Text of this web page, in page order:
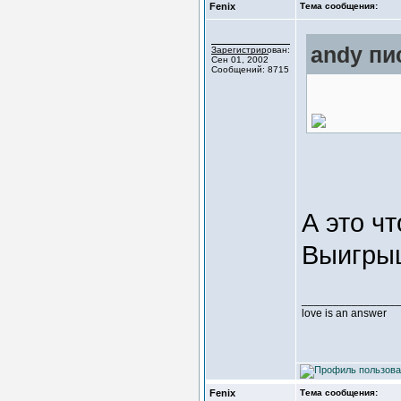
Fenix Тема сообщения:
Зарегистрирован:
Сен 01, 2002
Сообщений: 8715
andy
А это
love is an answer
Fenix Тема сообщения: